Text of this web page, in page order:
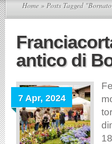
Home » Posts Tagged
antico di
7 Apr, 2024